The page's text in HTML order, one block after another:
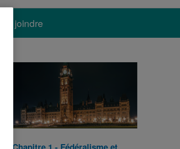
joindre